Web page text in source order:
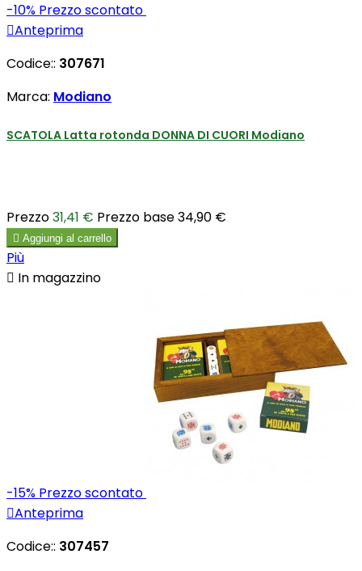
-10% Prezzo scontato
Anteprima
Codice:: 307671
Marca: Modiano
SCATOLA Latta rotonda DONNA DI CUORI Modiano
Prezzo31,41 € Prezzo base34,90 €
 Aggiungi al carrello
Più
 In magazzino
-15% Prezzo scontato
Anteprima
Codice:: 307457